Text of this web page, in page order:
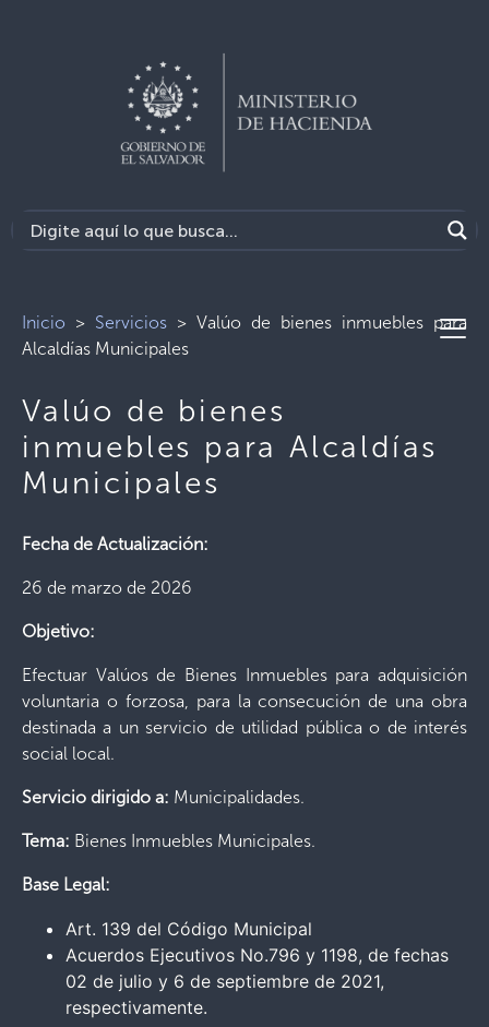
Inicio > Servicios > Valúo de bienes inmuebles para
Alcaldías Municipales
Valúo de bienes
inmuebles para Alcaldías
Municipales
Fecha de Actualización:
26 de marzo de 2026
Objetivo:
Efectuar Valúos de Bienes Inmuebles para adquisición
voluntaria o forzosa, para la consecución de una obra
destinada a un servicio de utilidad pública o de interés
social local.
Servicio dirigido a: Municipalidades.
Tema: Bienes Inmuebles Municipales.
Base Legal:
Art. 139 del Código Municipal
Acuerdos Ejecutivos No.796 y 1198, de fechas
02 de julio y 6 de septiembre de 2021,
respectivamente.